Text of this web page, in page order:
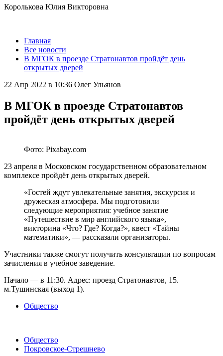
Королькова Юлия Викторовна
Главная
Все новости
В МГОК в проезде Стратонавтов пройдёт день
открытых дверей
22 Апр 2022 в 10:36 Олег Ульянов
В МГОК в проезде Стратонавтов
пройдёт день открытых дверей
Фото: Pixabay.com
23 апреля в Московском государственном образовательном
комплексе пройдёт день открытых дверей.
«Гостей ждут увлекательные занятия, экскурсия и
дружеская aтмосфера. Мы подготовили
следующие мероприятия: учебное занятие
«Путешествие в мир английского языка»,
викторина «Что? Где? Когда?», квест «Тайны
математики», — рассказали организаторы.
Участники также смогут получить консультации по вопросам
зачисления в учебное заведение.
Начало — в 11:30. Адрес: проезд Стратонавтов, 15.
м.Тушинская (выход 1).
Общество
Общество
Покровское-Стрешнево